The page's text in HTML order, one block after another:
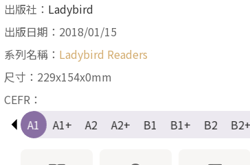
出版社： Ladybird
出版日期：2018/01/15
系列名稱： Ladybird Readers
尺寸：229x154x0mm
CEFR：
A1
A1 A1+ A2 A2+ B1 B1+ B2 B2+